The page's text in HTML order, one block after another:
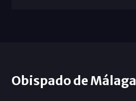
Obispado de Málaga